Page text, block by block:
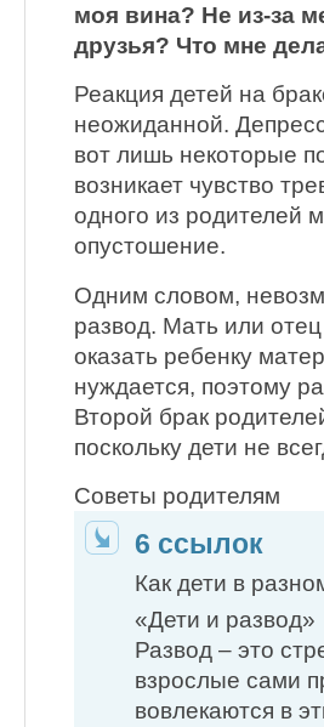
моя вина? Не из-за
друзья? Что мне
Реакция детей на
неожиданной.
вот лишь некоторые
возникает чувство
одного из родителей
опустошение.
Одним словом,
развод. Мать или
оказать ребенку
нуждается, поэтому
Второй брак
поскольку дети не
Советы родителям
6 ссылок
Как дети в
«Дети и развод»
Развод – это
взрослые сами
вовлекаются в